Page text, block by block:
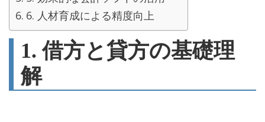
6. 人材育成による精度向上
1. 借方と貸方の基礎理
解